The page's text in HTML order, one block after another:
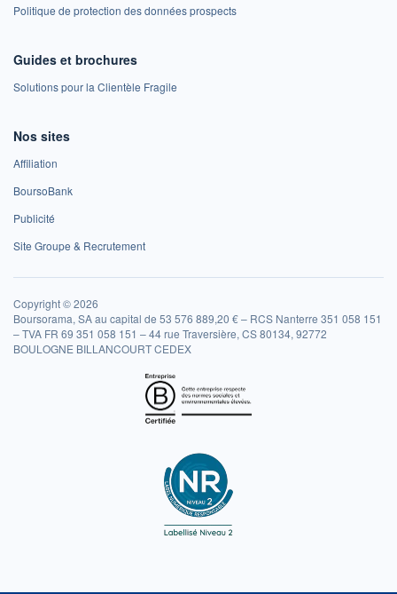
Politique de protection des données prospects
Guides et brochures
Solutions pour la Clientèle Fragile
Nos sites
Affiliation
BoursoBank
Publicité
Site Groupe & Recrutement
Copyright © 2026
Boursorama, SA au capital de 53 576 889,20 € – RCS Nanterre 351 058 151
– TVA FR 69 351 058 151 – 44 rue Traversière, CS 80134, 92772
BOULOGNE BILLANCOURT CEDEX